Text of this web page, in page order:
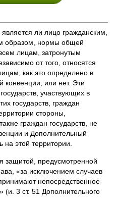
ли лицо гражданским,
образом, нормы общей
лицам, затронутым
от того, относятся
как это определено в
конвенции, или нет. Эти
участвующих в
государств, граждан
стороны,
граждан государств, не
и Дополнительный
на этой территории.
защитой, предусмотренной
«за исключением случаев
непосредственное
(и. 3 ст. 51 Дополнитель­ного